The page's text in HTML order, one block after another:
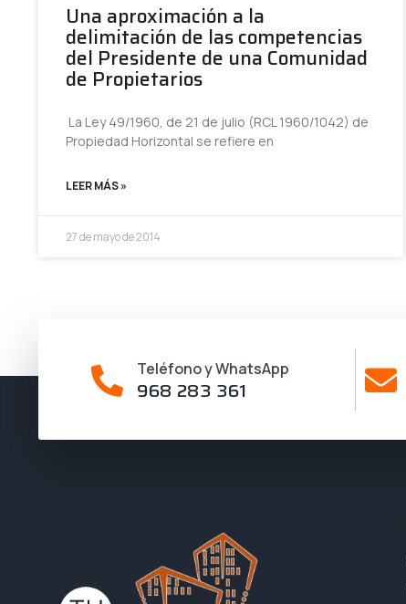
Una aproximación a la
delimitación de las competencias
del Presidente de una Comunidad
de Propietarios
La Ley 49/1960, de 21 de julio (RCL 1960/1042) de
Propiedad Horizontal se refiere en
LEER MÁS »
27 de mayo de 2014
Teléfono y WhatsApp
968 283 361